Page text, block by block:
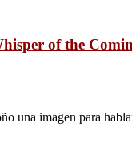
of the
una imagen para